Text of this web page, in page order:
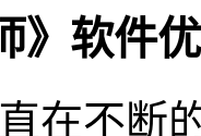
》软件
在不断